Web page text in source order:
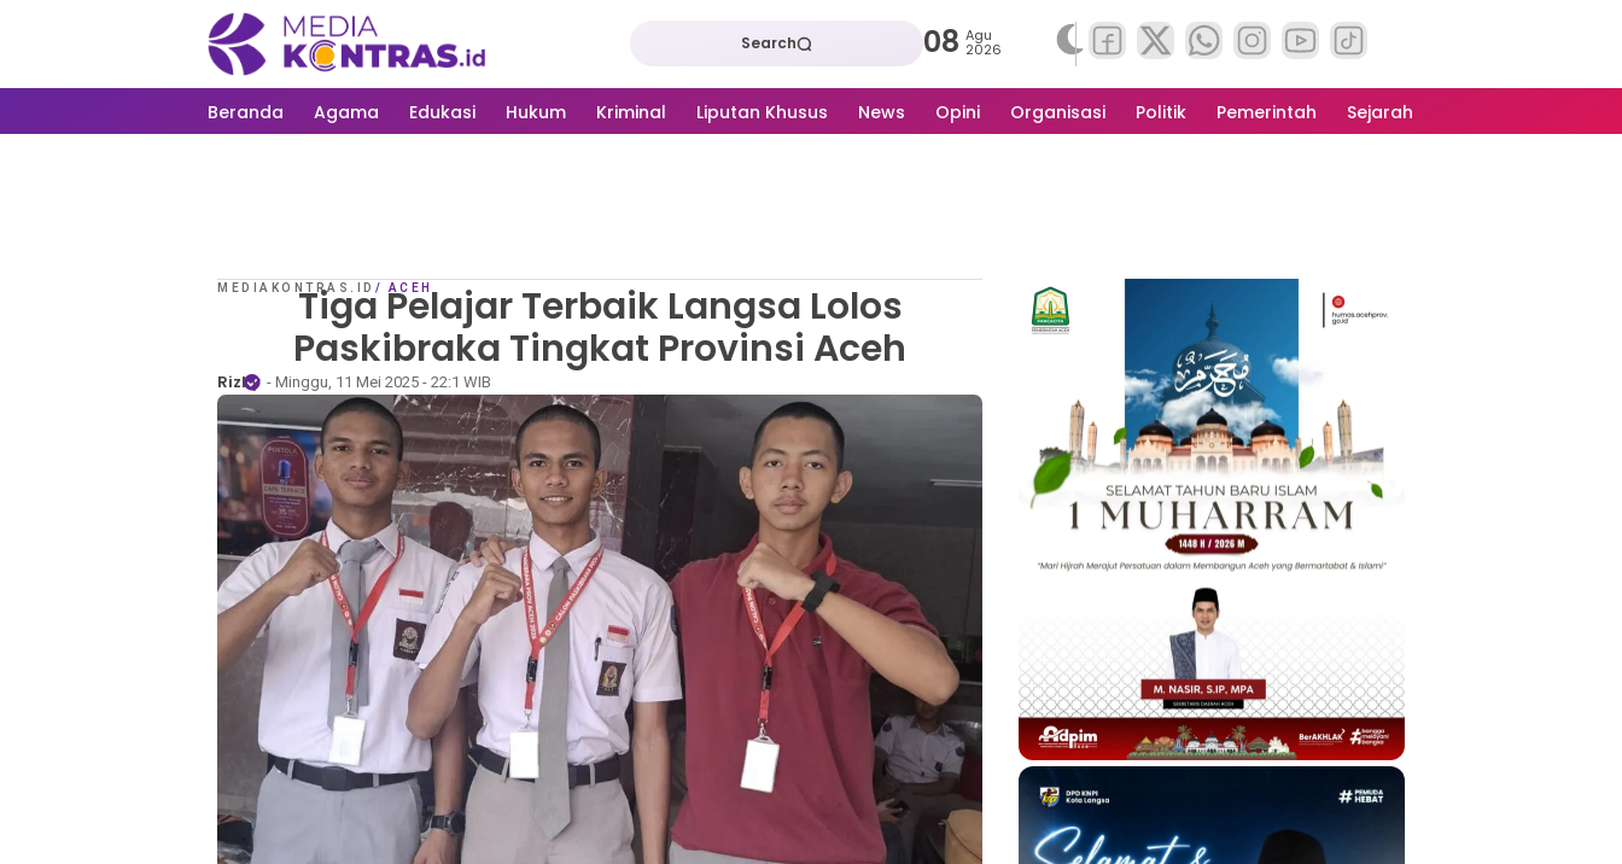
Search 08 Agu
2026
Beranda Agama Edukasi Hukum Kriminal Liputan Khusus News Opini Organisasi Politik Pemerintah Sejarah
MEDIAKONTRAS.ID / ACEH
Tiga Pelajar Terbaik Langsa Lolos
Paskibraka Tingkat Provinsi Aceh
Rizky - Minggu, 11 Mei 2025 - 22:1 WIB